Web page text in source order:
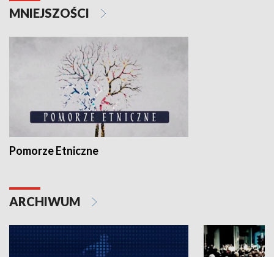
MNIEJSZOŚCI
Pomorze Etniczne
ARCHIWUM